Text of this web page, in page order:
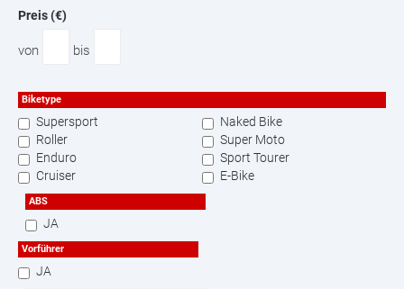
Preis (€)
von bis
Biketype
Supersport
Naked Bike
Roller
Super Moto
Enduro
Sport Tourer
Cruiser
E-Bike
ABS
JA
Vorführer
JA